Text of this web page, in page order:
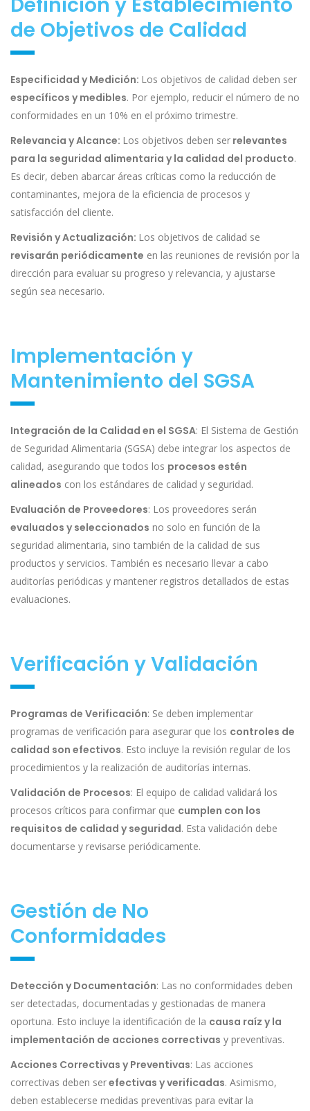
de Objetivos de Calidad
Especificidad y Medición: Los objetivos de calidad deben ser
específicos y medibles. Por ejemplo, reducir el número de no
conformidades en un 10% en el próximo trimestre.
Relevancia y Alcance: Los objetivos deben ser relevantes
para la seguridad alimentaria y la calidad del producto.
Es decir, deben abarcar áreas críticas como la reducción de
contaminantes, mejora de la eficiencia de procesos y
satisfacción del cliente.
Revisión y Actualización: Los objetivos de calidad se
revisarán periódicamente en las reuniones de revisión por la
dirección para evaluar su progreso y relevancia, y ajustarse
según sea necesario.
Implementación y
Mantenimiento del SGSA
Integración de la Calidad en el SGSA: El Sistema de Gestión
de Seguridad Alimentaria (SGSA) debe integrar los aspectos de
calidad, asegurando que todos los procesos estén
alineados con los estándares de calidad y seguridad.
Evaluación de Proveedores: Los proveedores serán
evaluados y seleccionados no solo en función de la
seguridad alimentaria, sino también de la calidad de sus
productos y servicios. También es necesario llevar a cabo
auditorías periódicas y mantener registros detallados de estas
evaluaciones.
Verificación y Validación
Programas de Verificación: Se deben implementar
programas de verificación para asegurar que los controles de
calidad son efectivos. Esto incluye la revisión regular de los
procedimientos y la realización de auditorías internas.
Validación de Procesos: El equipo de calidad validará los
procesos críticos para confirmar que cumplen con los
requisitos de calidad y seguridad. Esta validación debe
documentarse y revisarse periódicamente.
Gestión de No
Conformidades
Detección y Documentación: Las no conformidades deben
ser detectadas, documentadas y gestionadas de manera
oportuna. Esto incluye la identificación de la causa raíz y la
implementación de acciones correctivas y preventivas.
Acciones Correctivas y Preventivas: Las acciones
correctivas deben serefectivas y verificadas. Asimismo,
deben establecerse medidas preventivas para evitar la